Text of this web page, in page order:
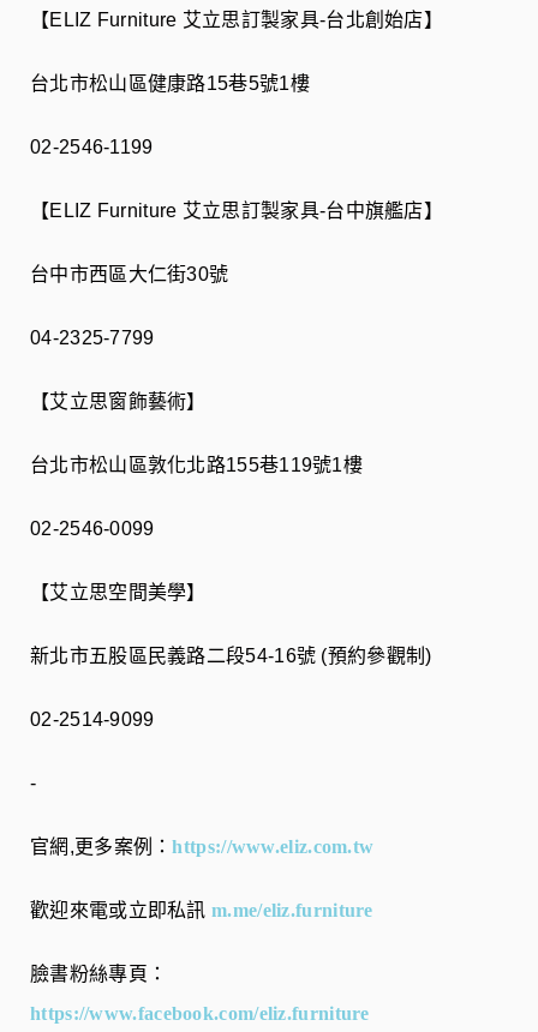
【ELIZ Furniture 艾立思訂製家具-台北創始店】
台北市松山區健康路15巷5號1樓
02-2546-1199
【ELIZ Furniture 艾立思訂製家具-台中旗艦店】
台中市西區大仁街30號
04-2325-7799⠀⠀⠀⠀⠀⠀⠀⠀⠀⠀⠀
【艾立思窗飾藝術】
台北市松山區敦化北路155巷119號1樓
02-2546-0099
【艾立思空間美學】
新北市五股區民義路二段54-16號 (預約參觀制)
02-2514-9099⠀
-
官網,更多案例：https://www.eliz.com.tw
歡迎來電或立即私訊 m.me/eliz.furniture
臉書粉絲專頁：
https://www.facebook.com/eliz.furniture